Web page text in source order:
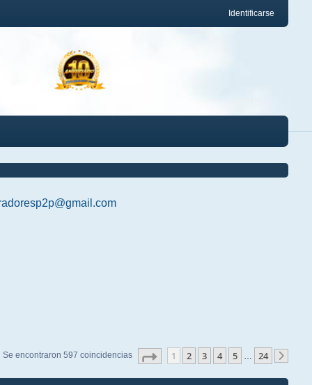
Identificarse
Se encontraron 597 coincidencias Página1 de 24
1 2 3 4 5 … 24